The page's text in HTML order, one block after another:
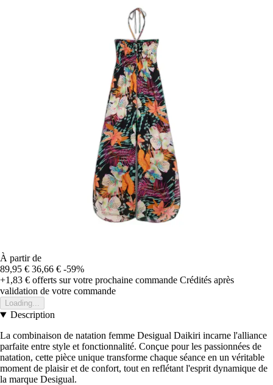
À partir de
89,95 € 36,66 € -59%
+1,83 € offerts sur votre prochaine commande Crédités après
validation de votre commande
Loading...
Description
La combinaison de natation femme Desigual Daikiri incarne l'alliance
parfaite entre style et fonctionnalité. Conçue pour les passionnées de
natation, cette pièce unique transforme chaque séance en un véritable
moment de plaisir et de confort, tout en reflétant l'esprit dynamique de
la marque Desigual.